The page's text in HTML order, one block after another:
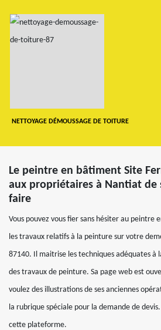
NETTOYAGE DÉMOUSSAGE DE TOITURE
Le peintre en bâtiment Site
aux propriétaires à Nantiat de
faire
Vous pouvez vous fier sans hésiter au peintre
les travaux relatifs à la peinture sur votre
87140. Il maitrise les techniques adéquates à
des travaux de peinture. Sa page web est
voulez des illustrations de ses anciennes
la rubrique spéciale pour la demande de
cette plateforme.